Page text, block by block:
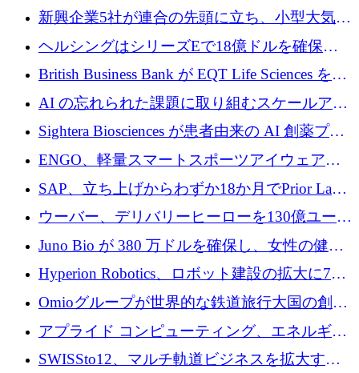
5,000万ドルの資金調達で支援
新興企業5社が連合の先頭に立ち、小型大気質
センサーをEUのクリーンエア政策の中心に据
ヘルシングはシリーズEで18億ドルを確保、
ウーバーはデリバリー・ヒーローを130億ユー
ロの契約で買収、レボルトは2027年に米国の
銀行を立ち上げる
British Business Bank が EQT Life Sciences を
2,500 万ユーロのコミットメントで支援
AI の忘れられた課題に取り組むスケールアッ
プを実現: カメラロール
Sightera Biosciences が患者由来の AI 創薬プラ
ットフォームを拡大するために 300 万ユーロ
のプレシードをクローズ
ENGO、軽量スマートスポーツアイウェアの
進歩のために510万ユーロを調達
SAP、立ち上げからわずか18か月でPrior Labs
を10億ユーロ以上の契約で買収
ウーバー、デリバリーヒーローを130億ユーロ
の契約で買収、99か国にまたがるプラットフ
ォームを構築
Juno Bio が 380 万ドルを確保し、女性の健康
専用の初のシーケンスラボを開設
Hyperion Robotics、ロボット建設の拡大に740
万ドルを確保
Omioグループが世界的な鉄道旅行大国の創設
を目指してRail Europeを買収
アプライド コンピューティング、エネルギー
向け基盤 AI の拡張に 2,000 万ドルを調達
SWISSto12、マルチ軌道ビジネスを拡大する